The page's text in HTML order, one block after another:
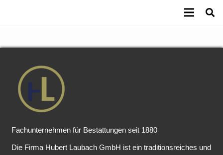
Fachunternehmen für Bestattungen seit 1880
Die Firma Hubert Laubach GmbH ist ein traditionsreiches und